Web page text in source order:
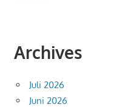
Archives
Juli 2026
Juni 2026